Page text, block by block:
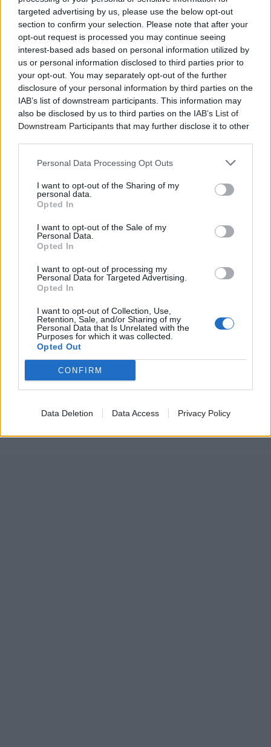
targeted advertising by us, please use the below opt-out
section to confirm your selection. Please note that after your
opt-out request is processed you may continue seeing
interest-based ads based on personal information utilized by
us or personal information disclosed to third parties prior to
your opt-out. You may separately opt-out of the further
disclosure of your personal information by third parties on the
IAB’s list of downstream participants. This information may
also be disclosed by us to third parties on the IAB’s List of
Downstream Participants that may further disclose it to other
Personal Data Processing Opt Outs
I want to opt-out of the Sharing of my
personal data.
Opted In
I want to opt-out of the Sale of my
Personal Data.
Opted In
I want to opt-out of processing my
Personal Data for Targeted Advertising.
Opted In
I want to opt-out of Collection, Use,
Retention, Sale, and/or Sharing of my
Personal Data that Is Unrelated with the
Purposes for which it was collected.
Opted Out
CONFIRM
Data Deletion Data Access Privacy Policy
απόλυτη πίστη, και το «Φοβάμαι» μιας γενιάς που είδε
να αποφασίζονται πράγματα «για μένα χωρίς εμένα».
Και από τα «Χαιρετίσματα» που πετιούνται σαν
ειρωνικό σημείωμα απέναντι στην εξουσία, περνάμε
στον «Κουρσάρο» που κρατά κάτι από την παλιά,
ατίθαση φαντασία της ελευθερίας για να καταλήξουμε
«πριν το τέλος» «να κοιμηθούμε αγκαλιά».
Ο Βασίλης Παπακωνσταντίνου, πέρα από τα τραγούδια
φιλίες που καθόρισαν το ελληνικό τραγούδι. Πάνω
στη σκηνή όλα αυτά ζωντανεύουν και γινόμαστε κι
εμείς κομμάτι της ιστορίας.
Πιάνο - keyboards: Ανδρέας Αποστόλου
Ηλεκτρική κιθάρα: Γιάννης Αυγέρης
Ακουστική κιθάρα: Απόστολος Μόσιος
Ηλεκτρικό Μπάσο: Πέτρος Βαρθακούρης
Ώρα έναρξης: 21:00 // Οι πόρτες ανοίγουν στις 19:30
ΠροπώλησηΕΔΩ